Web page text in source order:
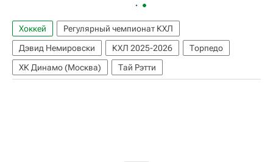
Хоккей
Регулярный чемпионат КХЛ
Дэвид Немировски
КХЛ 2025-2026
Торпедо
ХК Динамо (Москва)
Тай Рэтти